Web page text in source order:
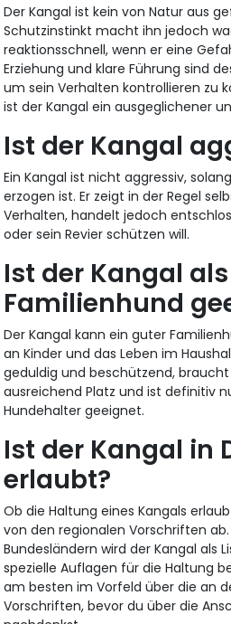
Der Kangal ist kein von Natur aus
Schutzinstinkt macht ihn jedoch
reaktionsschnell, wenn er eine
Erziehung und klare Führung sind
um sein Verhalten kontrollieren zu
ist der Kangal ein ausgeglichener
Ist der Kangal
Ein Kangal ist nicht aggressiv,
erzogen ist. Er zeigt in der Regel
Verhalten, handelt jedoch
oder sein Revier schützen will.
Ist der Kangal als
Familienhund
Der Kangal kann ein guter
an Kinder und das Leben im
geduldig und beschützend, braucht
ausreichend Platz und ist definitiv
Hundehalter geeignet.
Ist der Kangal in
erlaubt?
Ob die Haltung eines Kangals
von den regionalen Vorschriften
Bundesländern wird der Kangal als
spezielle Auflagen für die Haltung
am besten im Vorfeld über die an
Vorschriften, bevor du über die